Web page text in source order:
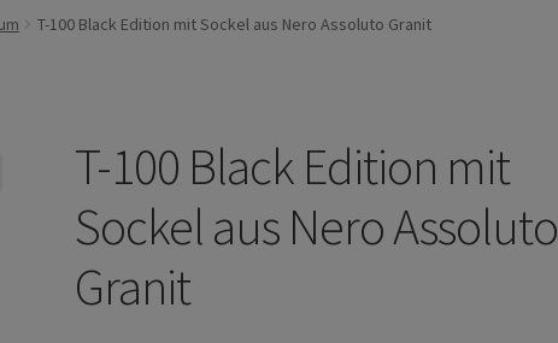
(AGB)Zur Kasse gehen Kontakt Cookie PolicyPrivacy Policy
T-100 Black Edition mit Sockel aus Nero Assoluto Granit
T-100 Black Edition mit
Sockel aus Nero Assoluto
Granit